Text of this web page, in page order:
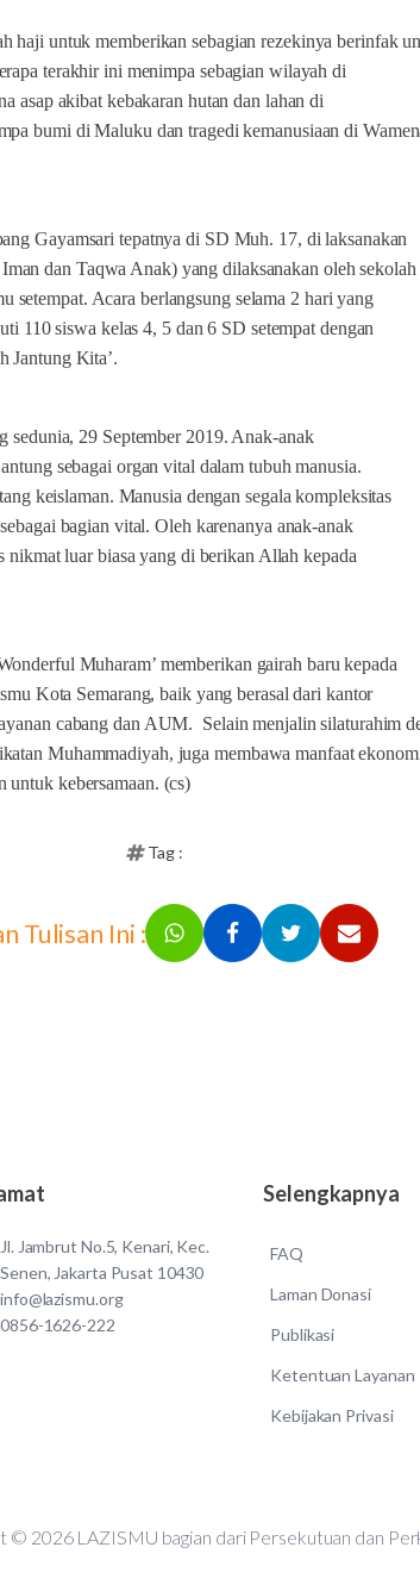
haji untuk memberikan sebagian rezekinya berinfak
terakhir ini menimpa sebagian wilayah di
asap akibat kebakaran hutan dan lahan di
bumi di Maluku dan tragedi kemanusiaan di
Gayamsari tepatnya di SD Muh. 17, di laksanakan
dan Taqwa Anak) yang dilaksanakan oleh sekolah
setempat. Acara berlangsung selama 2 hari yang
110 siswa kelas 4, 5 dan 6 SD setempat dengan
Jantung Kita’.
sedunia, 29 September 2019. Anak-anak
sebagai organ vital dalam tubuh manusia.
keislaman. Manusia dengan segala kompleksitas
bagian vital. Oleh karenanya anak-anak
nikmat luar biasa yang di berikan Allah kepada
Muharam’ memberikan gairah baru kepada
Kota Semarang, baik yang berasal dari kantor
cabang dan AUM. Selain menjalin silaturahim
Muhammadiyah, juga membawa manfaat
untuk kebersamaan. (cs)
Tag :
Tulisan Ini :
Jl. Jambrut No.5, Kenari, Kec.
Senen, Jakarta Pusat 10430
info@lazismu.org
0856-1626-222
Selengkapnya
FAQ
Laman Donasi
Publikasi
Ketentuan Layanan
Kebijakan Privasi
© 2026 LAZISMU bagian dari Persekutuan dan